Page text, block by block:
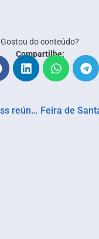
Gostou do conteúdo?
Compartilhe:
Manhã wellness reúne esporte e lazer na Praia da Preguiça com o 1° Circuito Funcional com Remo